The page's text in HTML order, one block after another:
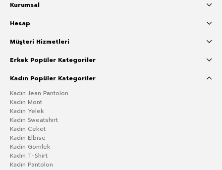
Kurumsal
Hesap
Müşteri Hizmetleri
Erkek Popüler Kategoriler
Kadın Popüler Kategoriler
Kadın Jean Pantolon
Kadın Mont
Kadın Yelek
Kadın Sweatshirt
Kadın Ceket
Kadın Elbise
Kadın Gömlek
Kadın T-Shirt
Kadın Pantolon